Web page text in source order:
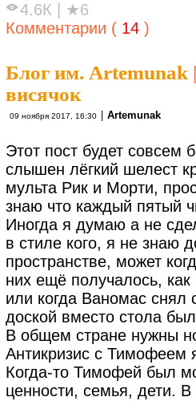
4.6К
★6
Комментарии ( 14 )
Блог им. Artemunak |
висячок
09 ноября 2017, 16:30 Artemunak
Этот пост будет совсем
слышен лёгкий шелест
мульта Рик и Морти,
знаю что каждый пятый
Иногда я думаю а не
в стиле кого, я не знаю
пространстве, может
них ещё получалось,
или когда Ваномас снял
доской вместо стола
В общем стране нужны
Антикризис с Тимофеем
Когда-то Тимофей был
ценности, семья, дети.